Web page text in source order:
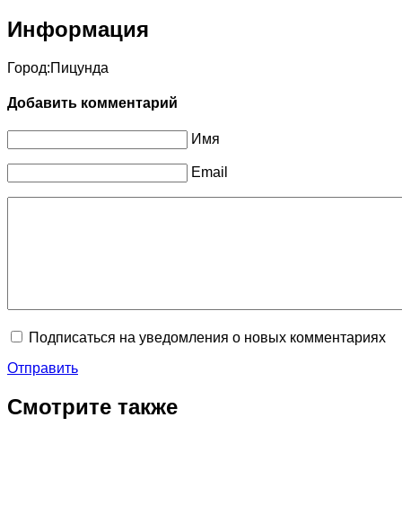
Информация
Город:Пицунда
Добавить комментарий
Имя
Email
Подписаться на уведомления о новых комментариях
Отправить
Смотрите также